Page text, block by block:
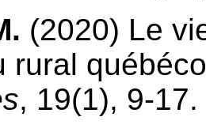
(2020) Le
rural
, 19(1), 9-17.